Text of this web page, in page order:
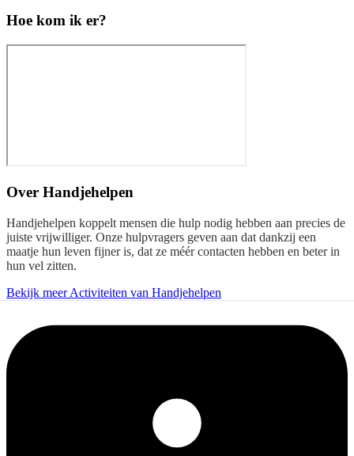
Hoe kom ik er?
Over Handjehelpen
Handjehelpen koppelt mensen die hulp nodig hebben aan precies de
juiste vrijwilliger. Onze hulpvragers geven aan dat dankzij een
maatje hun leven fijner is, dat ze méér contacten hebben en beter in
hun vel zitten.
Bekijk meer Activiteiten van Handjehelpen